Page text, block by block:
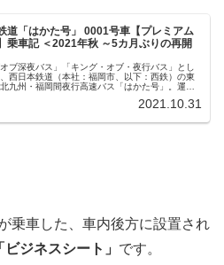
道「はかた号」 0001号車【プレミアム
乗車記 ＜2021年秋 ～5カ月ぶりの再開
オブ深夜バス」「キング・オブ・夜行バス」とし
西日本鉄道（本社：福岡市、以下：西鉄）の東
九州・福岡間夜行高速バス「はかた号」。運行
2021.10.31
乗車した、車内後方に設置され
ビジネスシート」 です。